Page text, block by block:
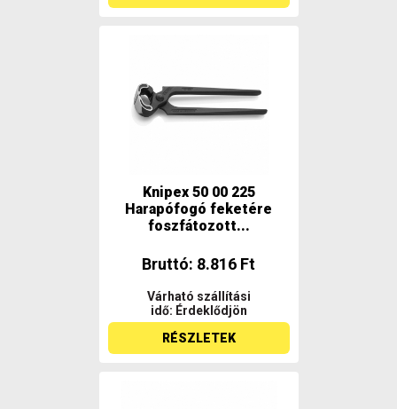
Knipex 50 00 225
Harapófogó feketére
foszfátozott...
Bruttó: 8.816 Ft
Várható szállítási
idő: Érdeklődjön
RÉSZLETEK